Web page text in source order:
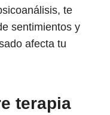
te
sentimientos y
afecta tu
terapia